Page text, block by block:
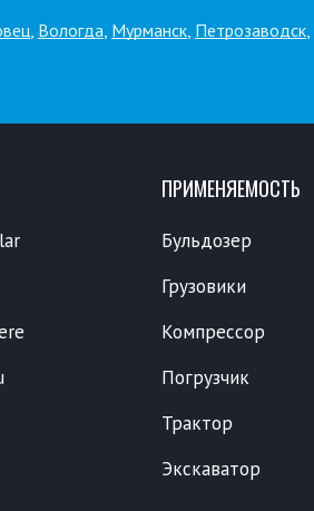
, Вологда, Мурманск, Петрозаводск,
ПРИМЕНЯЕМОСТЬ
Бульдозер
Грузовики
Компрессор
Погрузчик
Трактор
Экскаватор